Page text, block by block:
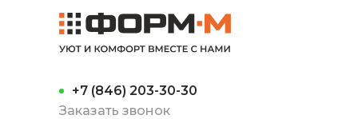
+7 (846) 203-30-30
Заказать звонок